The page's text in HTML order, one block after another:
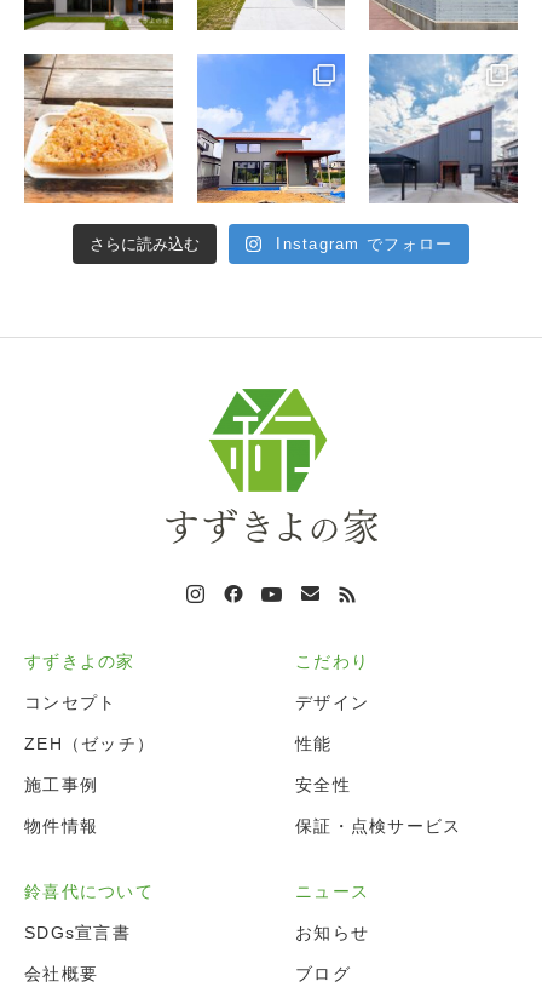
さらに読み込む Instagram でフォロー
すずきよの家
コンセプト
ZEH（ゼッチ）
施工事例
物件情報
こだわり
デザイン
性能
安全性
保証・点検サービス
鈴喜代について
SDGs宣言書
会社概要
ニュース
お知らせ
ブログ